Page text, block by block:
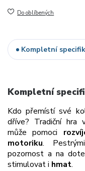
Do oblíbených
Kompletní
Kompletní
Kdo přemístí své
dříve? Tradiční hra
může pomoci
motoriku.
pozornost a na
stimulovat i hmat.